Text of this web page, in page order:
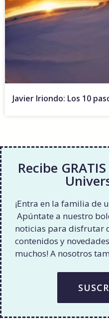
Javier Iriondo: Los 10
Recibe
¡Entra en la familia de
Apúntate a nuestro
noticias para disfrutar
contenidos y
muchos! A nosotros